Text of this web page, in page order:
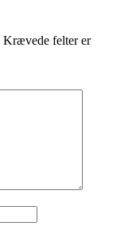
Krævede felter er